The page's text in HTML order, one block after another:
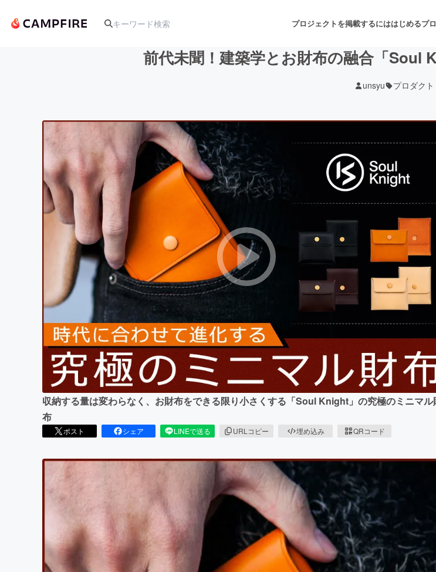
プロジェクトを掲載するにははじめるプ
アート・写真
テクノロジー・ガジェット ゲーム・サービス開発
映像・映画
ビジネス・起業 チャレンジ
まちづくり・地域活性化
CAMPFIRE for Social Good
CAMPFIREふるさと納税machi-ya
前代未聞！建築学とお財布の融合「Soul
unsyu プロダクト
収納する量は変わらなく、お財布をできる限り小さくする「Soul Knight」の究極のミニマル
布
ポスト シェア LINEで送る URLコピー 埋め込み QRコード